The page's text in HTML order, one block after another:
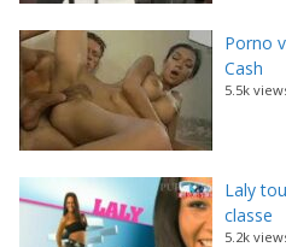
Porno
Cash
5.5k
Laly
classe
5.2k